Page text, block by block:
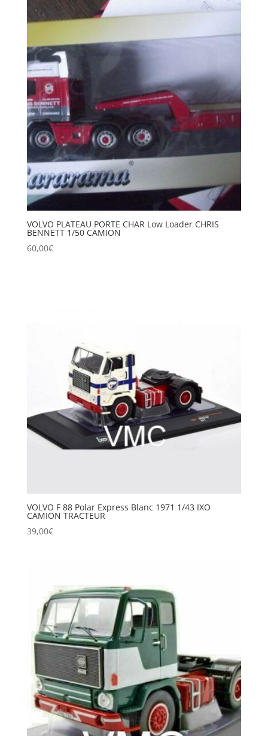
VOLVO PLATEAU PORTE CHAR Low Loader CHRIS
BENNETT 1/50 CAMION
60,00€
VOLVO F 88 Polar Express Blanc 1971 1/43 IXO
CAMION TRACTEUR
39,00€